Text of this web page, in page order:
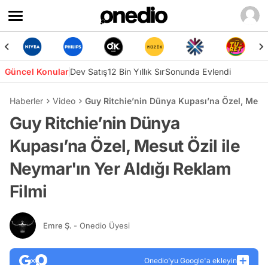
Güncel KonularDev Satış12 Bin Yıllık SırSonunda Evlendi
Haberler Video Guy Ritchie’nin Dünya Kupası’na Özel,
Guy Ritchie’nin Dünya
Kupası’na Özel, Mesut Özil ile
Neymar'ın Yer Aldığı Reklam
Filmi
Emre Ş. - Onedio Üyesi
Onedio’yu Google'a ekleyin